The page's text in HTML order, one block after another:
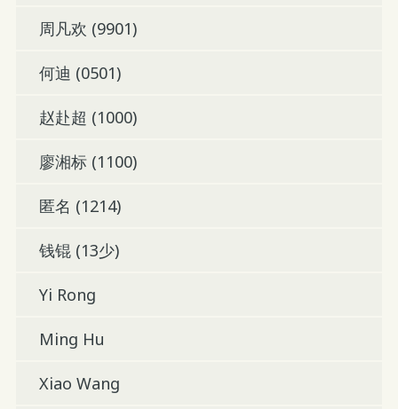
周凡欢 (9901)
何迪 (0501)
赵赴超 (1000)
廖湘标 (1100)
匿名 (1214)
钱锟 (13少)
Yi Rong
Ming Hu
Xiao Wang